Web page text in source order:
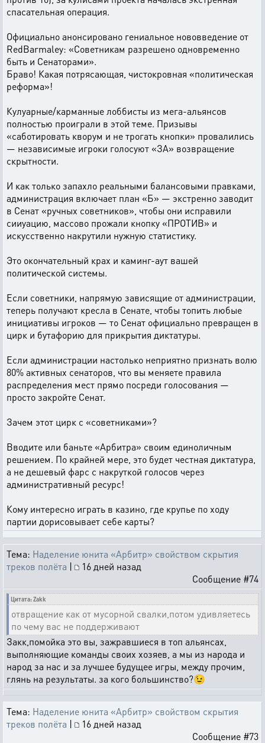
спасательная операция.
Официально анонсировано гениальное нововведение от
RedBarmaley: «Советникам разрешено одновременно
быть и Сенаторами».
Браво! Какая потрясающая, чистокровная «политическая
реформа»!
Кулуарные/карманные лоббисты из мега-альянсов
полностью проиграли в этой теме. Призывы
«саботировать кворум и не трогать кнопки» провалились
— независимые игроки голосуют «ЗА» возвращение
скрытности.
И как только запахло реальными балансовыми правками,
администрация включает план «Б» — экстренно заводит
в Сенат «ручных советников», чтобы они исправили
сииуацию, массово прожали кнопку «ПРОТИВ» и
искусственно накрутили нужную статистику.
Это окончательный крах и каминг-аут вашей
политической системы.
Если советники, напрямую зависящие от администрации,
теперь получают кресла в Сенате, чтобы топить любые
инициативы игроков — то Сенат официально превращен в
цирк и бутафорию для прикрытия диктатуры.
Если администрации настолько неприятно признать волю
80% активных сенаторов, что вы меняете правила
распределения мест прямо посреди голосования —
просто закройте Сенат.
Зачем этот цирк с «советниками»?
Вводите или баньте «Арбитра» своим единоличным
решением. По крайней мере, это будет честная диктатура,
а не дешевый фарс с накруткой голосов через
административный ресурс!
Кому интересно играть в казино, где крупье по ходу
партии дорисовывает себе карты?
Тема: Наделение юнита «Арбитр» свойством скрытия
треков полёта |
16 дней назад
Сообщение #74
Цитата: Zakk
отвращение как от мусорной свалки,потом удивляетесь
по чему вас не поддерживают
Закк,помойка это вы, зажравшиеся в топ альянсах,
выполняющие команды своих хозяев, а мы из народа и
народ за нас и за лучшее будущее игры, между прочим,
глянь на результаты. за кого большинство?😉
Тема: Наделение юнита «Арбитр» свойством скрытия
треков полёта |
16 дней назад
Сообщение #73